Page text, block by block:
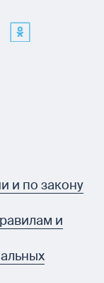
и по закону
и